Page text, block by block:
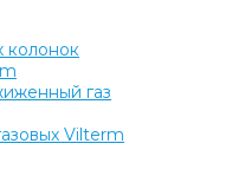
колонок
газ
Vilterm